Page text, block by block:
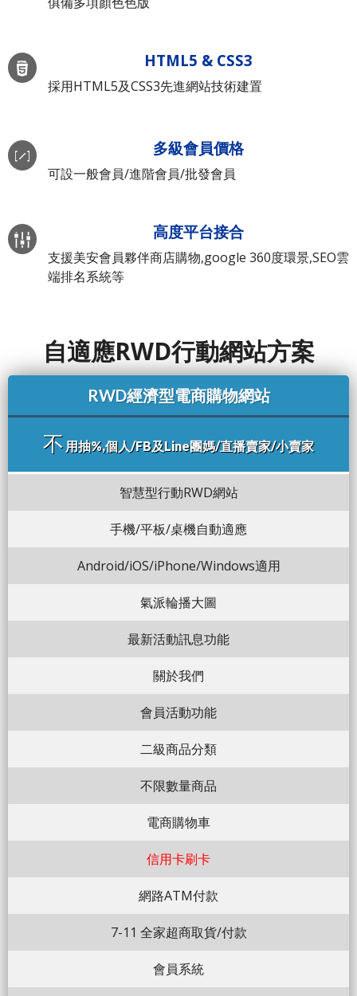
HTML5 & CSS3
採用HTML5及CSS3先進網站技術建置
多級會員價格
可設一般會員/進階會員/批發會員
高度平台接合
支援美安會員夥伴商店購物,google 360度環景,SEO雲
端排名系統等
自適應RWD行動網站方案
RWD經濟型電商購物網站
不 用抽%,個人/FB及Line團媽/直播賣家/小賣家
智慧型行動RWD網站
手機/平板/桌機自動適應
Android/iOS/iPhone/Windows適用
氣派輪播大圖
最新活動訊息功能
關於我們
會員活動功能
二級商品分類
不限數量商品
電商購物車
信用卡刷卡
網路ATM付款
7-11 全家超商取貨/付款
會員系統